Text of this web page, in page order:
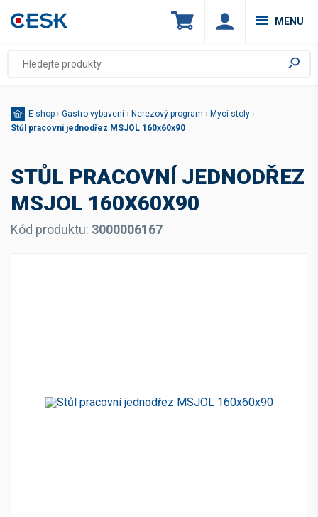
MENU
E-shop › Gastro vybavení › Nerezový program › Mycí stoly ›
Stůl pracovní jednodřez MSJOL 160x60x90
STŮL PRACOVNÍ JEDNODŘEZ
MSJOL 160X60X90
Kód produktu: 3000006167